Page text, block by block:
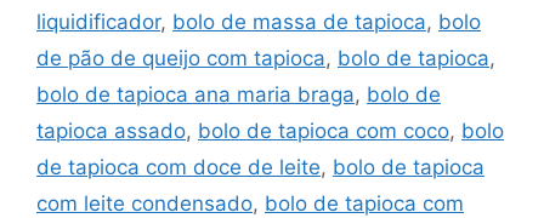
liquidificador, bolo de massa de tapioca, bolo
de pão de queijo com tapioca, bolo de tapioca,
bolo de tapioca ana maria braga, bolo de
tapioca assado, bolo de tapioca com coco, bolo
de tapioca com doce de leite, bolo de tapioca
com leite condensado, bolo de tapioca com